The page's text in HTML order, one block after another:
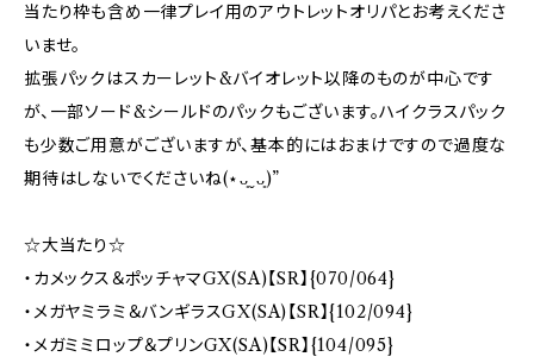
当たり枠も含め一律プレイ用のアウトレットオリパとお考えくださ
いませ。
拡張パックはスカーレット&バイオレット以降のものが中心です
が、一部ソード&シールドのパックもございます。ハイクラスパック
も少数ご用意がございますが、基本的にはおまけですので過度な
期待はしないでくださいね(⋆ᴗ͈ˬᴗ͈)”
☆大当たり☆
・カメックス＆ポッチャマGX(SA)【SR】{070/064}
・メガヤミラミ＆バンギラスGX(SA)【SR】{102/094}
・メガミミロップ＆プリンGX(SA)【SR】{104/095}